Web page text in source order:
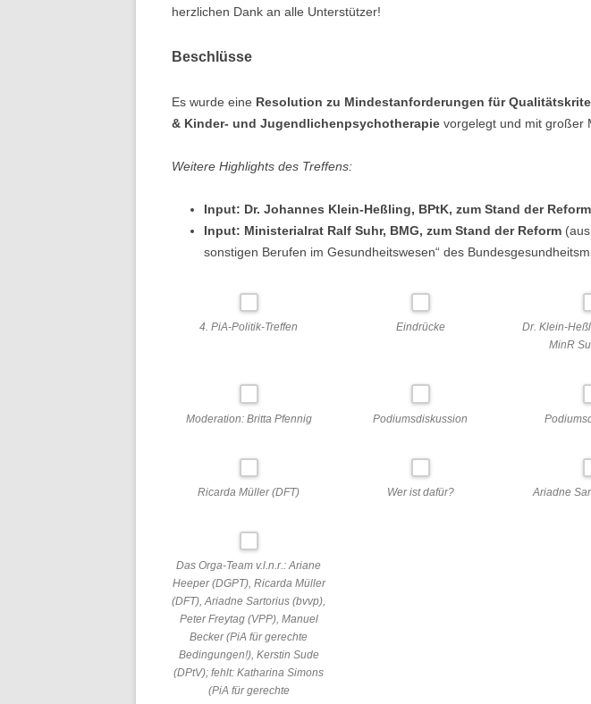
herzlichen Dank an alle Unterstützer!
Beschlüsse
Es wurde eine Resolution zu Mindestanforderungen für
& Kinder- und Jugendlichenpsychotherapie vorgelegt und mit großer
Weitere Highlights des Treffens:
Input: Dr. Johannes Klein-Heßling, BPtK, zum Stand der Reform
Input: Ministerialrat Ralf Suhr, BMG, zum Stand der Reform
sonstigen Berufen im Gesundheitswesen“ des
4. PiA-Politik-Treffen Eindrücke
Dr. Klein-
MinR
Moderation: Britta Pfennig Podiumsdiskussion
Ricarda Müller (DFT) Wer ist dafür? Ariadne
Das Orga-Team v.l.n.r.: Ariane
Heeper (DGPT), Ricarda Müller
(DFT), Ariadne Sartorius (bvvp),
Peter Freytag (VPP), Manuel
Becker (PiA für gerechte
Bedingungen!), Kerstin Sude
(DPtV); fehlt: Katharina Simons
(PiA für gerechte